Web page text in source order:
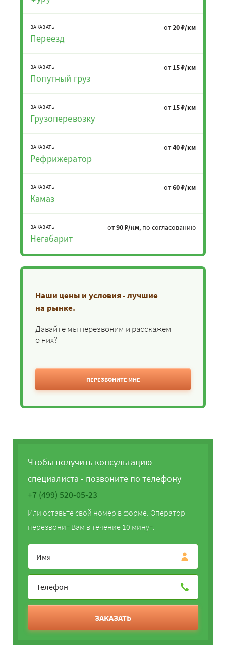
ЗАКАЗАТЬ
Переезд
от20 ₽/км
ЗАКАЗАТЬ
Попутный груз
от 15 ₽/км
ЗАКАЗАТЬ
Грузоперевозку
от 15 ₽/км
ЗАКАЗАТЬ
Рефрижератор
от40 ₽/км
ЗАКАЗАТЬ
Камаз
от60 ₽/км
ЗАКАЗАТЬ
Негабарит
от90 ₽/км, по согласованию
Наши цены и условия - лучшие
на рынке.
Давайте мы перезвоним и расскажем
о них?
ПЕРЕЗВОНИТЕ МНЕ
Чтобы получить консультацию
специалиста - позвоните по телефону
+7 (499) 520-05-23
Или оставьте свой номер в форме. Оператор
перезвонит Вам в течение 10 минут.
ЗАКАЗАТЬ